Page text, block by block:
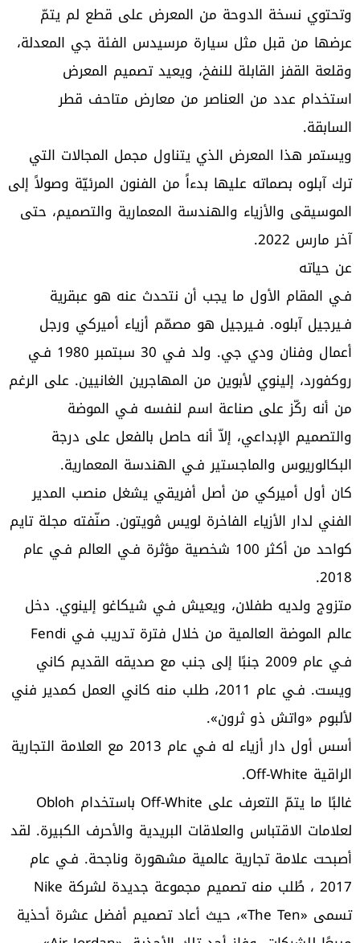
وتحتوي نسخة الدوحة من المعرض على قطع لم يتمّ
عرضها من قبل مثل سيارة مرسيدس الفئة جي المعدلة،
وقلعة القفز القابلة للنفخ، ويعيد تصميم المعرض
استخدام عدد من العناصر من معارض متاحف قطر
السابقة.
ويستمر هذا المعرض الذي يتناول مجمل المجالات التي
ترك آبلوه بصماته عليها بدءاً من الفنون المرئيّة وصولاً إلى
الموسيقى والأزياء والهندسة المعمارية والتصميم، حتى
آخر مارس 2022.
عن حياته
فـي المقام الأول ما يجب أن نتحدث عنه هو عبقرية
فـيرجيل آبلوه. فـيرجيل هو مصمّم أزياء أميركي ورجل
أعمال وفنان ودي جي. ولد فـي 30 سبتمبر 1980 فـي
روكفورد، إلينوي لأبوين من المهاجرين الغانيين. على الرغم
من أنه ركّز على صناعة اسم لنفسه فـي الموضة
والتصميم الإبداعي، إلاّ أنه حاصل بالفعل على درجة
البكالوريوس والماجستير فـي الهندسة المعمارية.
كان أول أميركي من أصل أفريقي يشغل منصب المدير
الفني لدار الأزياء الفاخرة لويس ڤويتون. صنّفته مجلة تايم
كواحد من أكثر 100 شخصية مؤثرة فـي العالم فـي عام
2018.
متزوج ولديه طفلان، ويعيش فـي شيكاغو إلينوي. دخل
عالم الموضة العالمية من خلال فترة تدريب فـي Fendi
فـي عام 2009 جنبًا إلى جنب مع صديقه القديم كاني
ويست. فـي عام 2011، طلب منه كاني العمل كمدير فني
لألبوم «واتش ذو ثرون».
أسس أول دار أزياء له فـي عام 2013 مع العلامة التجارية
الراقية Off-White.
غالبًا ما يتمّ التعرف على Off-White باستخدام Obloh
لعلامات الاقتباس والعلاقات البريدية والأحرف الكبيرة. لقد
أصبحت علامة تجارية عالمية مشهورة وناجحة. فـي عام
2017 ، طُلب منه تصميم مجموعة جديدة لشركة Nike
تسمى «The Ten»، حيث أعاد تصميم أفضل عشرة أحذية